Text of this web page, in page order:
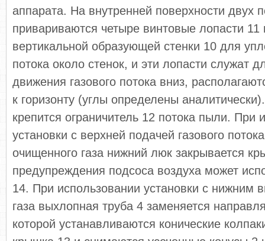
аппарата. На внутренней поверхности двух
привариваются четыре винтовые лопасти 11
вертикальной образующей стенки 10 для
потока около стенок, и эти лопасти служат
движения газового потока вниз,
к горизонту (углы определены
крепится ограничитель 12 потока пыли. При
установки с верхней подачей газового
очищенного газа нижний люк закрывается
предупреждения подсоса воздуха может
14. При использовании установки с нижним
газа выхлопная труба 4 заменяется
которой устанавливаются конические